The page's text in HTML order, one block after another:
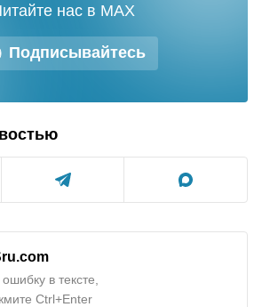
Подписывайтесь
нас в MAX
в тексте,
Ctrl+Enter